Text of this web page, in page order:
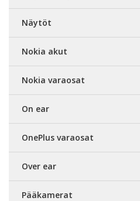
Näytöt
Nokia akut
Nokia varaosat
On ear
OnePlus varaosat
Over ear
Pääkamerat